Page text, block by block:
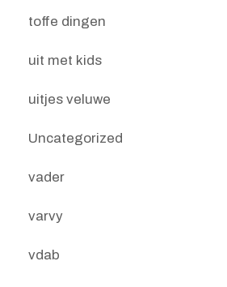
toffe dingen
uit met kids
uitjes veluwe
Uncategorized
vader
varvy
vdab